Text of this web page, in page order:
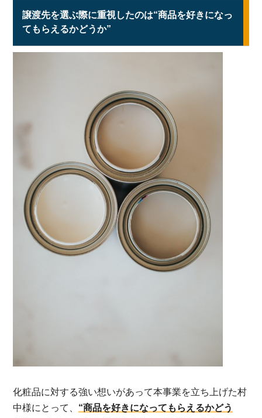
譲渡先を選ぶ際に重視したのは“商品を好きになっ
てもらえるかどうか”
化粧品に対する強い想いがあって本事業を立ち上げた村
中様にとって、 “商品を好きになってもらえるかどう